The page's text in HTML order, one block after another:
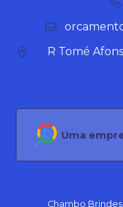
R Tomé
Uma
Chambo